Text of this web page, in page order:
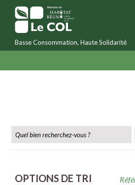
Basse Consommation, Haute Solidarité
OPTIONS DE TRI